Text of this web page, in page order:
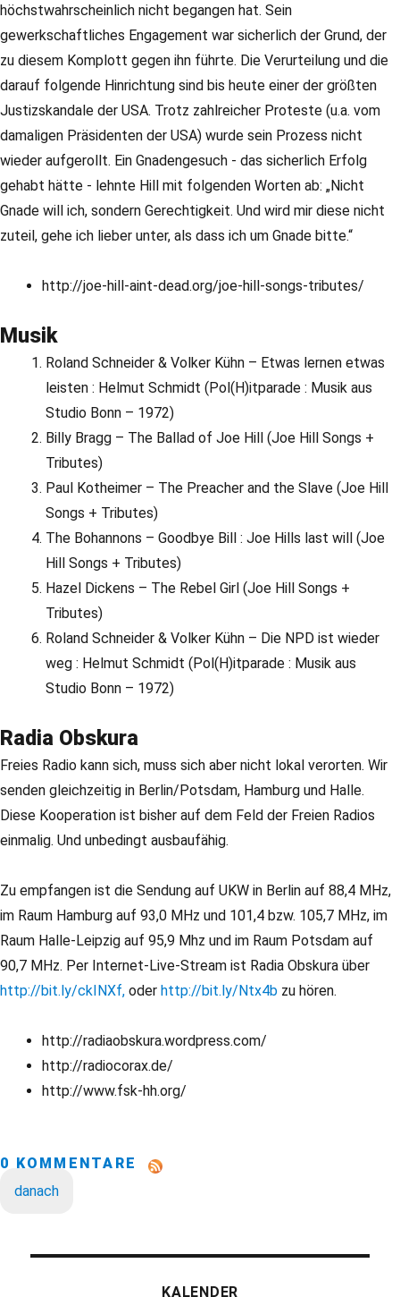
höchstwahrscheinlich nicht begangen hat. Sein
gewerkschaftliches Engagement war sicherlich der Grund, der
zu diesem Komplott gegen ihn führte. Die Verurteilung und die
darauf folgende Hinrichtung sind bis heute einer der größten
Justizskandale der USA. Trotz zahlreicher Proteste (u.a. vom
damaligen Präsidenten der USA) wurde sein Prozess nicht
wieder aufgerollt. Ein Gnadengesuch - das sicherlich Erfolg
gehabt hätte - lehnte Hill mit folgenden Worten ab: „Nicht
Gnade will ich, sondern Gerechtigkeit. Und wird mir diese nicht
zuteil, gehe ich lieber unter, als dass ich um Gnade bitte.“
http://joe-hill-aint-dead.org/joe-hill-songs-tributes/
Musik
Roland Schneider & Volker Kühn – Etwas lernen etwas
leisten : Helmut Schmidt (Pol(H)itparade : Musik aus
Studio Bonn – 1972)
Billy Bragg – The Ballad of Joe Hill (Joe Hill Songs +
Tributes)
Paul Kotheimer – The Preacher and the Slave (Joe Hill
Songs + Tributes)
The Bohannons – Goodbye Bill : Joe Hills last will (Joe
Hill Songs + Tributes)
Hazel Dickens – The Rebel Girl (Joe Hill Songs +
Tributes)
Roland Schneider & Volker Kühn – Die NPD ist wieder
weg : Helmut Schmidt (Pol(H)itparade : Musik aus
Studio Bonn – 1972)
Radia Obskura
Freies Radio kann sich, muss sich aber nicht lokal verorten. Wir
senden gleichzeitig in Berlin/Potsdam, Hamburg und Halle.
Diese Kooperation ist bisher auf dem Feld der Freien Radios
einmalig. Und unbedingt ausbaufähig.
Zu empfangen ist die Sendung auf UKW in Berlin auf 88,4 MHz,
im Raum Hamburg auf 93,0 MHz und 101,4 bzw. 105,7 MHz, im
Raum Halle-Leipzig auf 95,9 Mhz und im Raum Potsdam auf
90,7 MHz. Per Internet-Live-Stream ist Radia Obskura über
http://bit.ly/ckINXf, oder http://bit.ly/Ntx4b zu hören.
http://radiaobskura.wordpress.com/
http://radiocorax.de/
http://www.fsk-hh.org/
0 KOMMENTARE
danach
KALENDER